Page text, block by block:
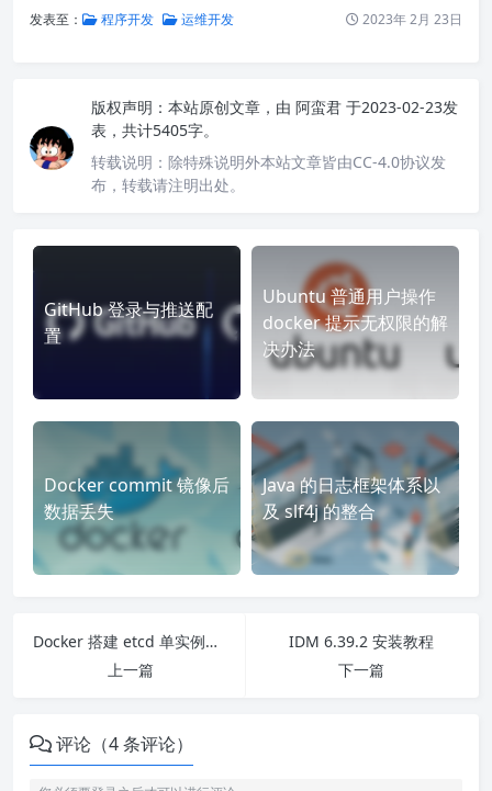
发表至： 程序开发 运维开发 2023年 2月 23日
版权声明： 本站原创文章，由 阿蛮君 于2023-02-23发
表，共计5405字。
转载说明： 除特殊说明外本站文章皆由CC-4.0协议发
布，转载请注明出处。
GitHub 登录与推送配
置
Ubuntu 普通用户操作
docker 提示无权限的解
决办法
Docker commit 镜像后
数据丢失
Java 的日志框架体系以
及 slf4j 的整合
Docker 搭建 etcd 单实例并使用图形界面进行访问
上一篇
IDM 6.39.2 安装教程
下一篇
评论（4 条评论）